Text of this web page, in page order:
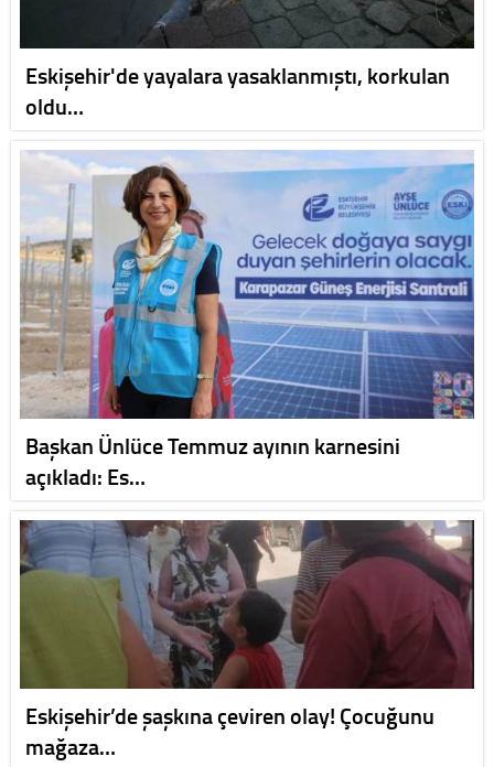
Eskişehir'de yayalara yasaklanmıştı, korkulan
oldu…
Başkan Ünlüce Temmuz ayının karnesini
açıkladı: Es…
Eskişehir’de şaşkına çeviren olay! Çocuğunu
mağaza…